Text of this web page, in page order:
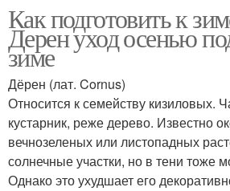
Как подготовить к
Дерен уход осенью
зиме
Дёрен (лат. Cornus)
Относится к семейству кизиловых.
кустарник, реже дерево. Известно
вечнозеленых или листопадных
солнечные участки, но в тени тоже
Однако это ухудшает его